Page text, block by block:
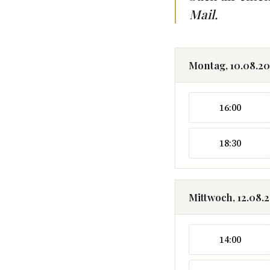
Mail.
Montag,
16:00
18:30
Mittwoch,
14:00